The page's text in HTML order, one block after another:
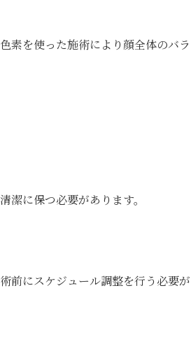
素を使った施術により顔全体のバ
に保つ必要があります。
にスケジュール調整を行う必要が